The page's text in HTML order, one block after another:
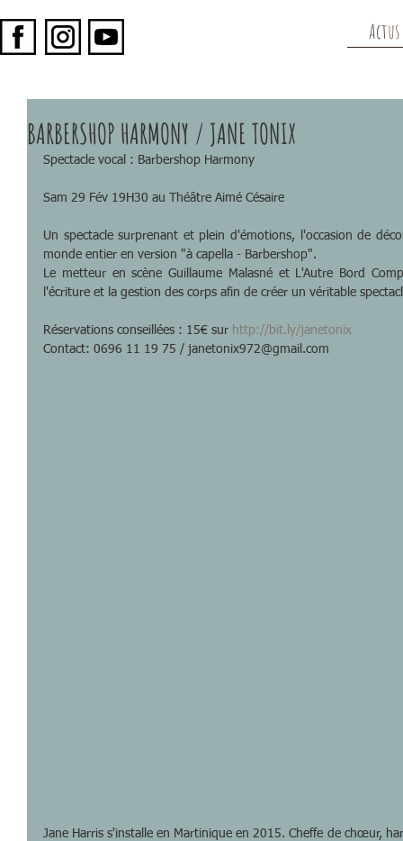
Actus
BARBERSHOP HARMONY / JANE TONIX
Spectacle vocal : Barbershop Harmony
Sam 29 Fév 19H30 au Théâtre Aimé Césaire
Un spectacle surprenant et plein d'émotions, l'occasion de
monde entier en version "à capella - Barbershop".
Le metteur en scène Guillaume Malasné et L'Autre Bord
l'écriture et la gestion des corps afin de créer un véritable
Réservations conseillées : 15€ sur http://bit.ly/janetonix
Contact: 0696 11 19 75 / janetonix972@gmail.com
Jane Harris s'installe en Martinique en 2015. Cheffe de chœur,